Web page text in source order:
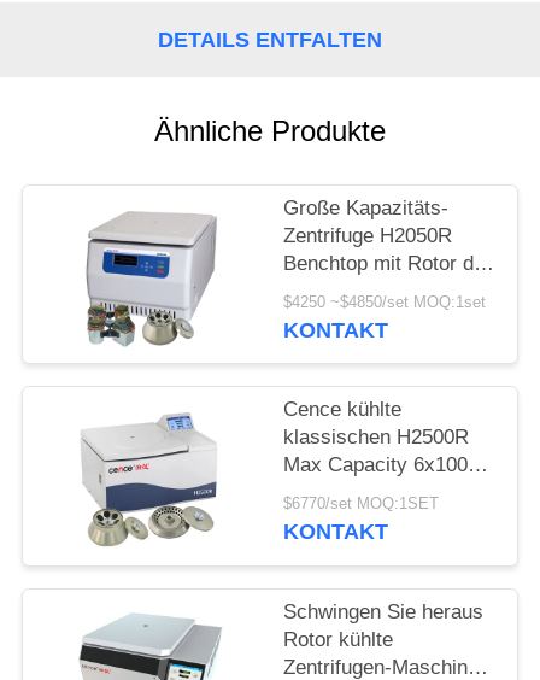
POLICY
DETAILS ENTFALTEN
Ähnliche Produkte
Große Kapazitäts-
Zentrifuge H2050R
Benchtop mit Rotor des
Schwingen-4*750ml
$4250 ~$4850/set MOQ:1set
KONTAKT
Cence kühlte
klassischen H2500R
Max Capacity 6x100ml
Winkel-Rotor der
Zentrifugen-
$6770/set MOQ:1SET
KONTAKT
Schwingen Sie heraus
Rotor kühlte
Zentrifugen-Maschine